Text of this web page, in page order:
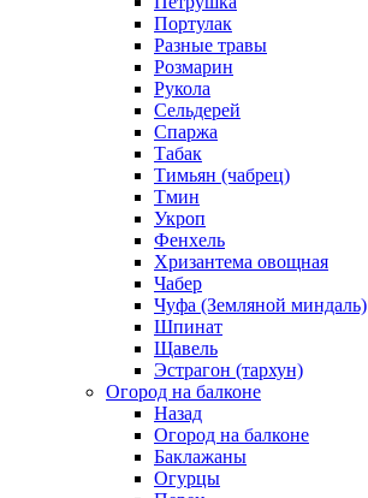
Портулак
Разные травы
Розмарин
Рукола
Сельдерей
Спаржа
Табак
Тимьян (чабрец)
Тмин
Укроп
Фенхель
Хризантема овощная
Чабер
Чуфа (Земляной миндаль)
Шпинат
Щавель
Эстрагон (тархун)
Огород на балконе
Назад
Огород на балконе
Баклажаны
Огурцы